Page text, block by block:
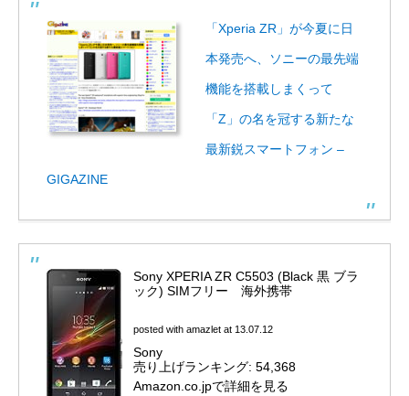
「Xperia ZR」が今夏に日
本発売へ、ソニーの最先端
機能を搭載しまくって
「Z」の名を冠する新たな
最新鋭スマートフォン –
GIGAZINE
Sony XPERIA ZR C5503 (Black 黒 ブラ
ック) SIMフリー 海外携帯
posted with amazlet at 13.07.12
Sony
売り上げランキング: 54,368
Amazon.co.jpで詳細を見る